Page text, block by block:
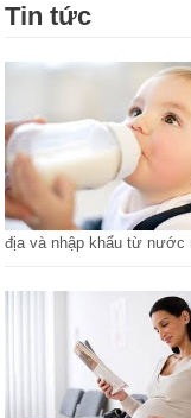
Tin tức
địa và nhập khẩu từ nước